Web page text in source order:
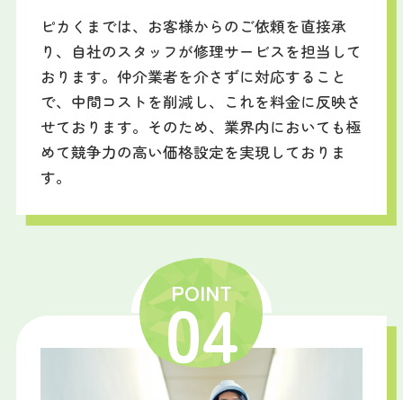
ピカくまでは、お客様からのご依頼を直接承
り、自社のスタッフが修理サービスを担当して
おります。仲介業者を介さずに対応すること
で、中間コストを削減し、これを料金に反映さ
せております。そのため、業界内においても極
めて競争力の高い価格設定を実現しておりま
す。
POINT
04